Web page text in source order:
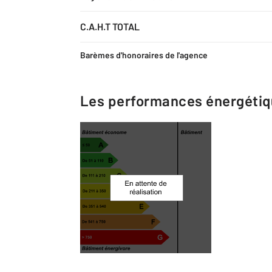
C.A.H.T TOTAL
Barèmes d'honoraires de l'agence
Les performances